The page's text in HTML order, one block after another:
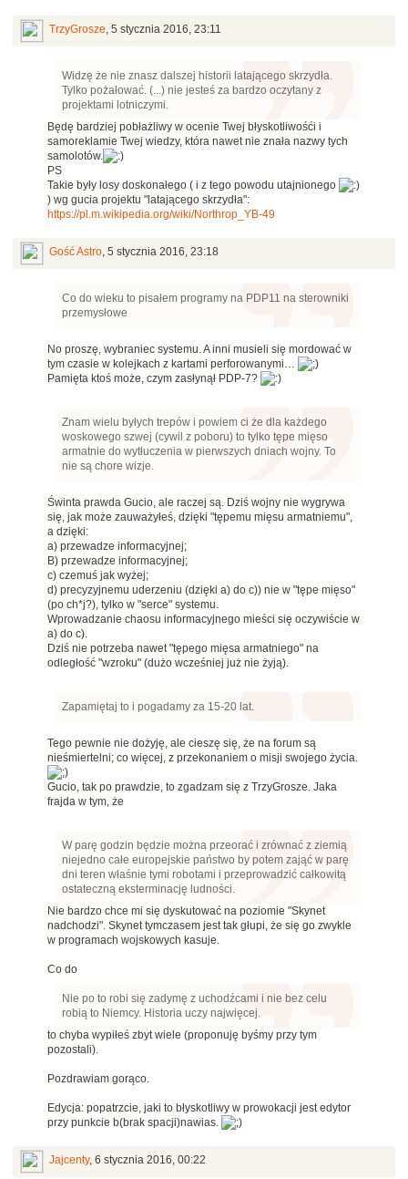
TrzyGrosze, 5 stycznia 2016, 23:11
Widzę że nie znasz dalszej historii latającego skrzydła.
Tylko pożałować. (...) nie jesteś za bardzo oczytany z
projektami lotniczymi.
Będę bardziej pobłażliwy w ocenie Twej błyskotliwośći i
samoreklamie Twej wiedzy, która nawet nie znała nazwy tych
samolotów.
PS
Takie były losy doskonałego ( i z tego powodu utajnionego
) wg gucia projektu "latającego skrzydła":
https://pl.m.wikipedia.org/wiki/Northrop_YB-49
Gość Astro, 5 stycznia 2016, 23:18
Co do wieku to pisałem programy na PDP11 na sterowniki
przemysłowe
No proszę, wybraniec systemu. A inni musieli się mordować w
tym czasie w kolejkach z kartami perforowanymi…
Pamięta ktoś może, czym zasłynął PDP-7?
Znam wielu byłych trepów i powiem ci że dla każdego
woskowego szwej (cywil z poboru) to tylko tępe mięso
armatnie do wytłuczenia w pierwszych dniach wojny. To
nie są chore wizje.
Świnta prawda Gucio, ale raczej są. Dziś wojny nie wygrywa
się, jak może zauważyłeś, dzięki "tępemu mięsu armatniemu",
a dzięki:
a) przewadze informacyjnej;
B) przewadze informacyjnej;
c) czemuś jak wyżej;
d) precyzyjnemu uderzeniu (dzięki a) do c)) nie w "tępe mięso"
(po ch*j?), tylko w "serce" systemu.
Wprowadzanie chaosu informacyjnego mieści się oczywiście w
a) do c).
Dziś nie potrzeba nawet "tępego mięsa armatniego" na
odległość "wzroku" (dużo wcześniej już nie żyją).
Zapamiętaj to i pogadamy za 15-20 lat.
Tego pewnie nie dożyję, ale cieszę się, że na forum są
nieśmiertelni; co więcej, z przekonaniem o misji swojego życia.
Gucio, tak po prawdzie, to zgadzam się z TrzyGrosze. Jaka
frajda w tym, że
W parę godzin będzie można przeorać i zrównać z ziemią
niejedno całe europejskie państwo by potem zająć w parę
dni teren właśnie tymi robotami i przeprowadzić całkowitą
ostateczną eksterminację ludności.
Nie bardzo chce mi się dyskutować na poziomie "Skynet
nadchodzi". Skynet tymczasem jest tak głupi, że się go zwykle
w programach wojskowych kasuje.
Co do
Nie po to robi się zadymę z uchodźcami i nie bez celu
robią to Niemcy. Historia uczy najwięcej.
to chyba wypiłeś zbyt wiele (proponuję byśmy przy tym
pozostali).
Pozdrawiam gorąco.
Edycja: popatrzcie, jaki to błyskotliwy w prowokacji jest edytor
przy punkcie b(brak spacji)nawias.
Jajcenty, 6 stycznia 2016, 00:22